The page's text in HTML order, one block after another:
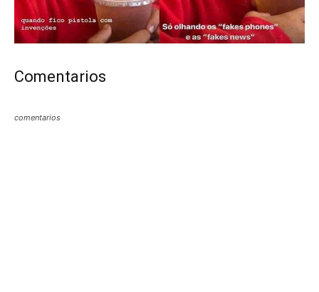
Comentarios
comentarios